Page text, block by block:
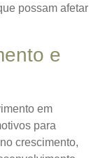
possam afetar
e
em
para
crescimento,